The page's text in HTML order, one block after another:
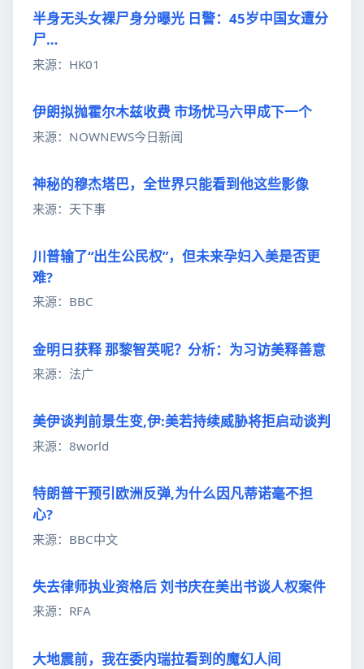
半身无头女裸尸身分曝光 日警：45岁中国女遭分
尸…
来源：HK01
伊朗拟抛霍尔木兹收费 市场忧马六甲成下一个
来源：NOWNEWS今日新闻
神秘的穆杰塔巴，全世界只能看到他这些影像
来源：天下事
川普输了“出生公民权”，但未来孕妇入美是否更
难?
来源：BBC
金明日获释 那黎智英呢？分析：为习访美释善意
来源：法广
美伊谈判前景生变,伊:美若持续威胁将拒启动谈判
来源：8world
特朗普干预引欧洲反弹,为什么因凡蒂诺毫不担
心?
来源：BBC中文
失去律师执业资格后 刘书庆在美出书谈人权案件
来源：RFA
大地震前，我在委内瑞拉看到的魔幻人间